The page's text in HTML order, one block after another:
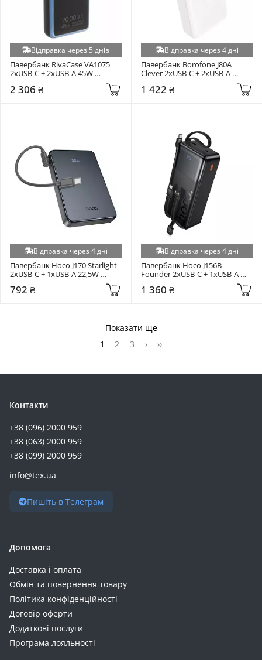
Відправка через 5 днів
Павербанк RivaCase VA1075
2xUSB-C + 2xUSB-A 45W
2 306 ₴
Відправка через 4 дні
Павербанк Borofone J80A
Clever 2xUSB-C + 2xUSB-A
22,5W 20000mAh White (BJ80A)
1 422 ₴
Відправка через 4 дні
Павербанк Hoco J170 Starlight
2xUSB-C + 1xUSB-A 22,5W
792 ₴
Відправка через 4 дні
Павербанк Hoco J156B
Founder 2xUSB-C + 1xUSB-A
1 360 ₴
Показати ще
1
2 3 › ››
Контакти
+38 (096) 2000 959
+38 (063) 2000 959
+38 (099) 2000 959
info@tex.ua
Пишіть в Телеграм
Допомога
Доставка і оплата
Обмін та повернення товару
Політика конфіденційності
Договір оферти
Додаткові послуги
Програма лояльності